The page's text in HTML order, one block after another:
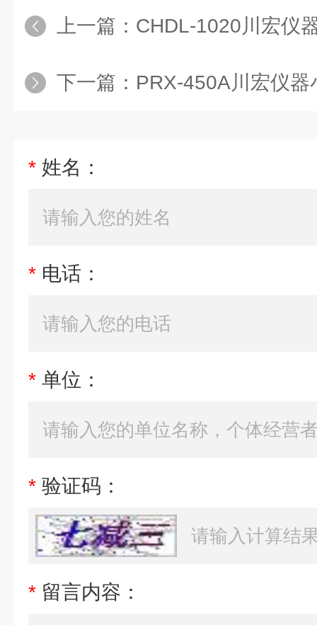
上一篇： CHDL-1020川宏仪器低温
下一篇： PRX-450A川宏仪器小型
* 姓名：
* 电话：
* 单位：
* 验证码：
* 留言内容：